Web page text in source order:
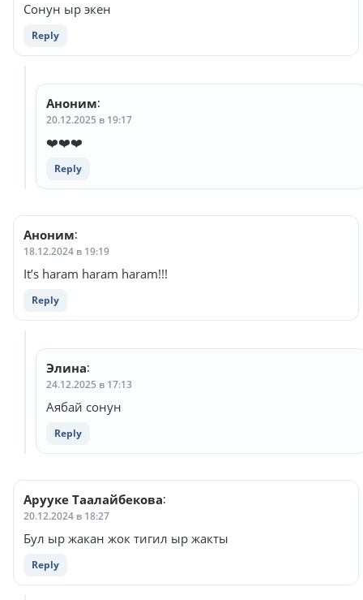
Сонун ыр экен
Reply
Аноним:
20.12.2025 в 19:17
❤️❤️❤️
Reply
Аноним:
18.12.2024 в 19:19
It’s haram haram haram!!!
Reply
Элина:
24.12.2025 в 17:13
Аябай сонун
Reply
Арууке Таалайбекова:
20.12.2024 в 18:27
Бул ыр жакан жок тигил ыр жакты
Reply